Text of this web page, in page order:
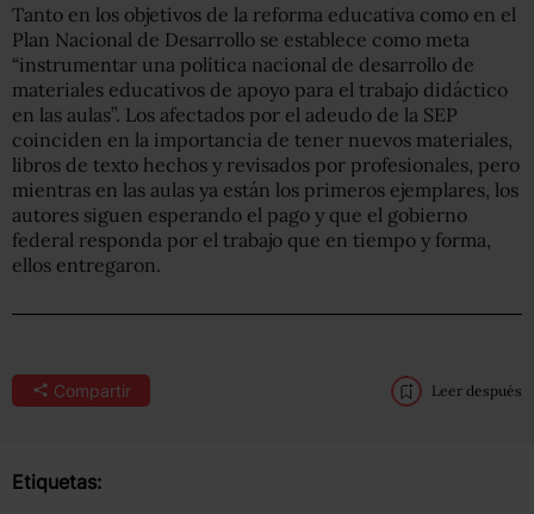
Tanto en los objetivos de la reforma educativa como en el
Plan Nacional de Desarrollo se establece como meta
“instrumentar una política nacional de desarrollo de
materiales educativos de apoyo para el trabajo didáctico
en las aulas”. Los afectados por el adeudo de la SEP
coinciden en la importancia de tener nuevos materiales,
libros de texto hechos y revisados por profesionales, pero
mientras en las aulas ya están los primeros ejemplares, los
autores siguen esperando el pago y que el gobierno
federal responda por el trabajo que en tiempo y forma,
ellos entregaron.
Compartir Leer después
Etiquetas: